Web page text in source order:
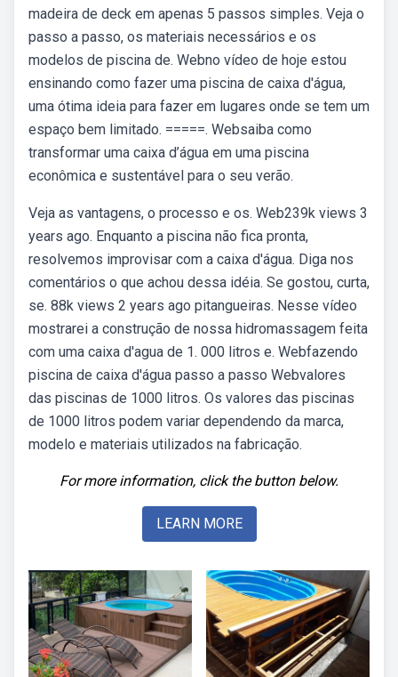
madeira de deck em apenas 5 passos simples. Veja o
passo a passo, os materiais necessários e os
modelos de piscina de. Webno vídeo de hoje estou
ensinando como fazer uma piscina de caixa d'água,
uma ótima ideia para fazer em lugares onde se tem um
espaço bem limitado. =====. Websaiba como
transformar uma caixa d’água em uma piscina
econômica e sustentável para o seu verão.
Veja as vantagens, o processo e os. Web239k views 3
years ago. Enquanto a piscina não fica pronta,
resolvemos improvisar com a caixa d'água. Diga nos
comentários o que achou dessa idéia. Se gostou, curta,
se. 88k views 2 years ago pitangueiras. Nesse vídeo
mostrarei a construção de nossa hidromassagem feita
com uma caixa d'agua de 1. 000 litros e. Webfazendo
piscina de caixa d'água passo a passo Webvalores
das piscinas de 1000 litros. Os valores das piscinas
de 1000 litros podem variar dependendo da marca,
modelo e materiais utilizados na fabricação.
For more information, click the button below.
LEARN MORE